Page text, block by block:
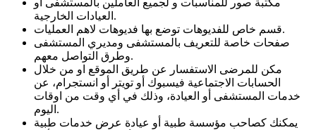
مكتبة صور للمناسبات و لجميع العاملين بالمستشفى او
العيادات الخارجية.
قسم خاص للفديوهات توضع بها فديوهات لاهم العمليات.
صفحات خاصة للتعريف بالمستشفى ومديري المستشفى
وطرق التواصل معهم.
مكن للمرضى الاستفسار عن طريق الموقع او من خلال
الحسابات الاجتماعية فيسبوك أو تويتر أو انستجرام، عن
خدمات المستشفى أو العيادة، وذلك في أي وقت من اوقات
اليوم.
يمكنك كصاحب مؤسسة طبية أو عيادة عرض خدمات طبية